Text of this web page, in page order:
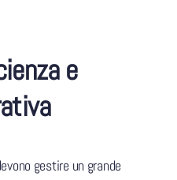
e
gestire un grande